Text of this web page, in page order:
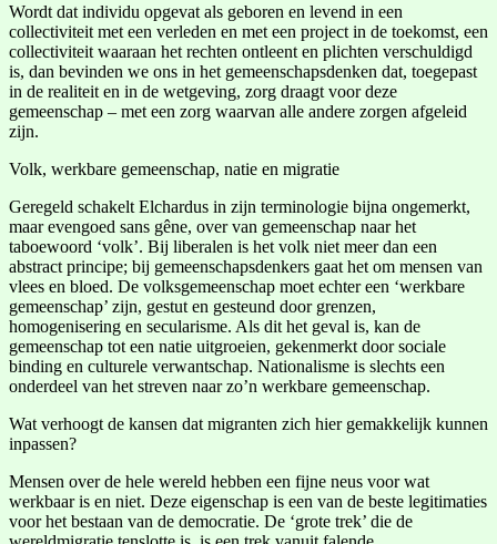
Wordt dat individu opgevat als geboren en levend in een
collectiviteit met een verleden en met een project in de toekomst, een
collectiviteit waaraan het rechten ontleent en plichten verschuldigd
is, dan bevinden we ons in het gemeenschapsdenken dat, toegepast
in de realiteit en in de wetgeving, zorg draagt voor deze
gemeenschap – met een zorg waarvan alle andere zorgen afgeleid
zijn.
Volk, werkbare gemeenschap, natie en migratie
Geregeld schakelt Elchardus in zijn terminologie bijna ongemerkt,
maar evengoed sans gêne, over van gemeenschap naar het
taboewoord ‘volk’. Bij liberalen is het volk niet meer dan een
abstract principe; bij gemeenschapsdenkers gaat het om mensen van
vlees en bloed. De volksgemeenschap moet echter een ‘werkbare
gemeenschap’ zijn, gestut en gesteund door grenzen,
homogenisering en secularisme. Als dit het geval is, kan de
gemeenschap tot een natie uitgroeien, gekenmerkt door sociale
binding en culturele verwantschap. Nationalisme is slechts een
onderdeel van het streven naar zo’n werkbare gemeenschap.
Wat verhoogt de kansen dat migranten zich hier gemakkelijk kunnen
inpassen?
Mensen over de hele wereld hebben een fijne neus voor wat
werkbaar is en niet. Deze eigenschap is een van de beste legitimaties
voor het bestaan van de democratie. De ‘grote trek’ die de